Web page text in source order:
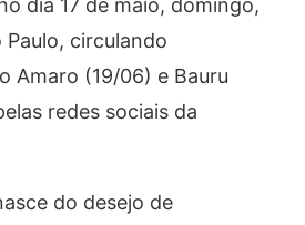
dia 17 de maio, domingo,
circulando
Amaro (19/06) e Bauru
redes sociais da
do desejo de